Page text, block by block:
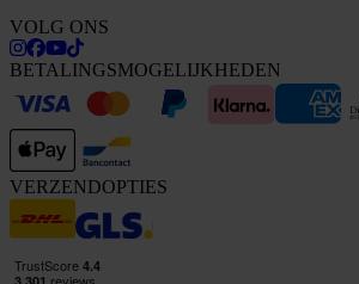
VOLG ONS
BETALINGSMOGELIJKHEDEN
VERZENDOPTIES